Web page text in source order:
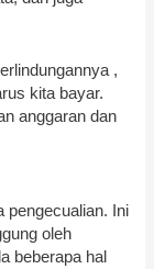
,
kita bayar.
anggaran dan
pengecualian. Ini
oleh
beberapa hal